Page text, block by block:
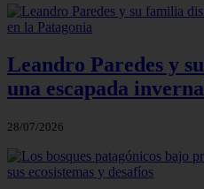
Leandro Paredes y
una escapada
28/07/2026